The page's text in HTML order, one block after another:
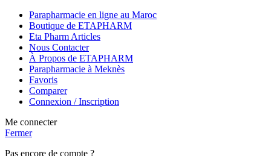
Parapharmacie en ligne au Maroc
Boutique de ETAPHARM
Eta Pharm Articles
Nous Contacter
À Propos de ETAPHARM
Parapharmacie à Meknès
Favoris
Comparer
Connexion / Inscription
Me connecter
Fermer
Pas encore de compte ?